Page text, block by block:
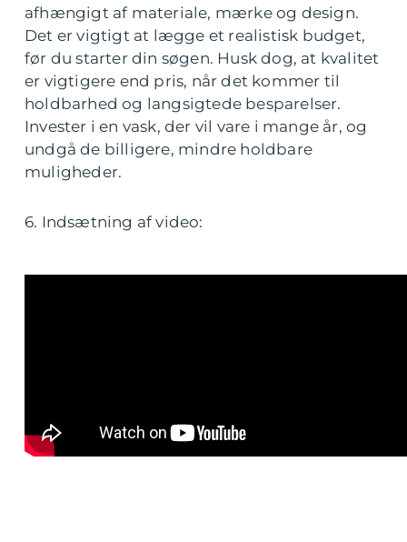
afhængigt af materiale, mærke og design.
Det er vigtigt at lægge et realistisk budget,
før du starter din søgen. Husk dog, at kvalitet
er vigtigere end pris, når det kommer til
holdbarhed og langsigtede besparelser.
Invester i en vask, der vil vare i mange år, og
undgå de billigere, mindre holdbare
muligheder.
6. Indsætning af video: